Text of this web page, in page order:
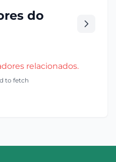
do
relacionados.
to fetch